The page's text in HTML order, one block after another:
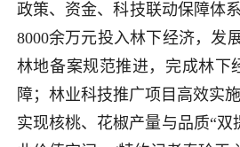
政策、资金、科技联动保障体
8000余万元投入林下经济，发
林地备案规范推进，完成林下
障；林业科技推广项目高效实
实现核桃、花椒产量与品质“